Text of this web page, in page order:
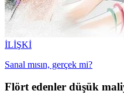
İLİŞKİ
Sanal mısın, gerçek mi?
Flört edenler düşük